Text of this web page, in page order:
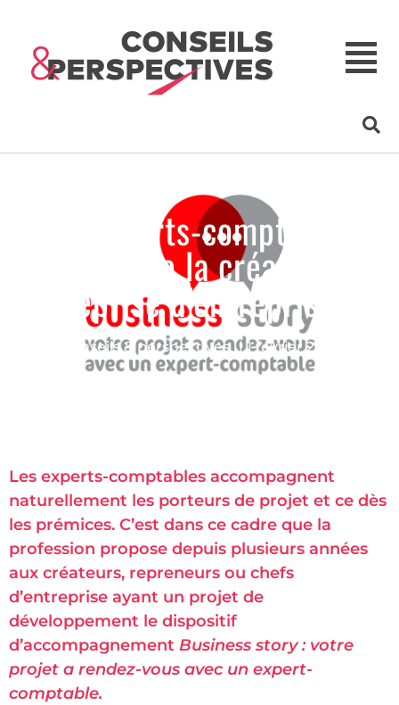
Les experts-comptables,
acteurs de la création et
reprise d’entreprise
Conseils & perspectives | 1 février 2021
Les experts-comptables accompagnent
naturellement les porteurs de projet et ce dès
les prémices. C’est dans ce cadre que la
profession propose depuis plusieurs années
aux créateurs, repreneurs ou chefs
d’entreprise ayant un projet de
développement le dispositif
d’accompagnement Business story : votre
projet a rendez-vous avec un expert-
comptable.